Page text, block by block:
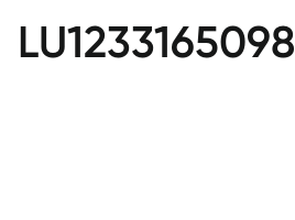
LU1233165098